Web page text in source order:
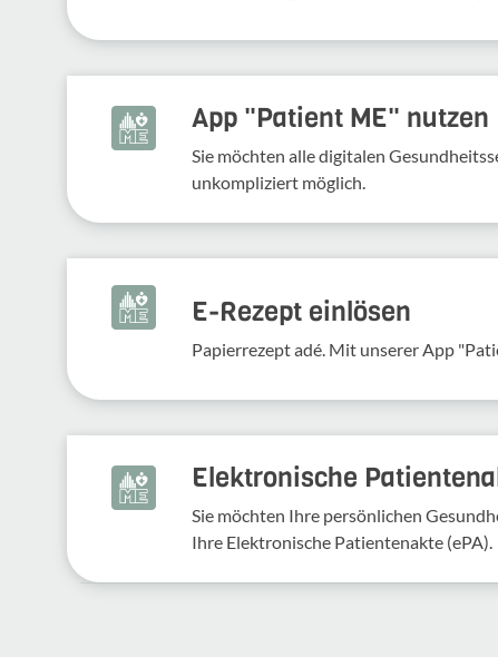
App "Patient ME" nutzen
Sie möchten alle digitalen
unkompliziert möglich.
E-Rezept einlösen
Papierrezept adé. Mit unserer App
Elektronische
Sie möchten Ihre persönlichen
Ihre Elektronische Patientenakte (ePA).